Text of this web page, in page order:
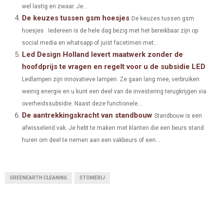
R
)
wel lastig en zwaar. Je...
De keuzes tussen gsm hoesjes De keuzes tussen gsm
hoesjes Iedereen is de hele dag bezig met het bereikbaar zijn op
social media en whatsapp of juist facetimen met...
Led Design Holland levert maatwerk zonder de
hoofdprijs te vragen en regelt voor u de subsidie LED
Ledlampen zijn innovatieve lampen. Ze gaan lang mee, verbruiken
weinig energie en u kunt een deel van de investering terugkrijgen via
overheidssubsidie. Naast deze functionele...
De aantrekkingskracht van standbouw Standbouw is een
afwisselend vak. Je hebt te maken met klanten die een beurs stand
huren om deel te nemen aan een vakbeurs of een...
GREENEARTH CLEANING STOMERIJ